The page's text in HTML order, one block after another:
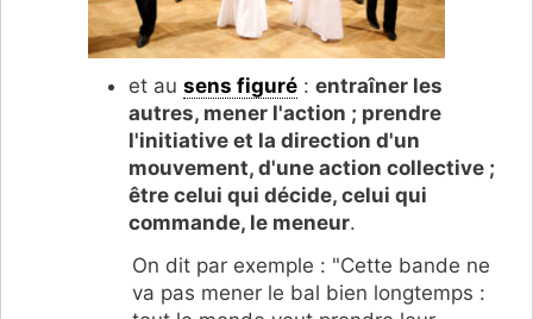
et au sens figuré: entraîner les
autres, mener l'action ; prendre
l'initiative et la direction d'un
mouvement, d'une action collective ;
être celui qui décide, celui qui
commande, le meneur.
On dit par exemple : "Cette bande ne
va pas mener le bal bien longtemps :